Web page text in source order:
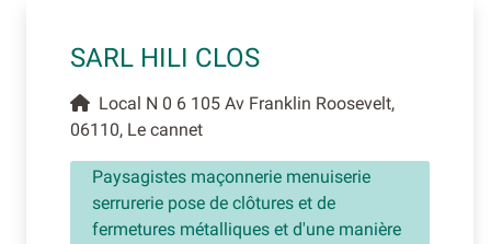
SARL HILI CLOS
Local N 0 6 105 Av Franklin Roosevelt,
06110, Le cannet
Paysagistes maçonnerie menuiserie
serrurerie pose de clôtures et de
fermetures métalliques et d'une manière